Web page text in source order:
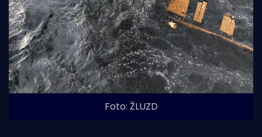
Foto: ŽLUZD